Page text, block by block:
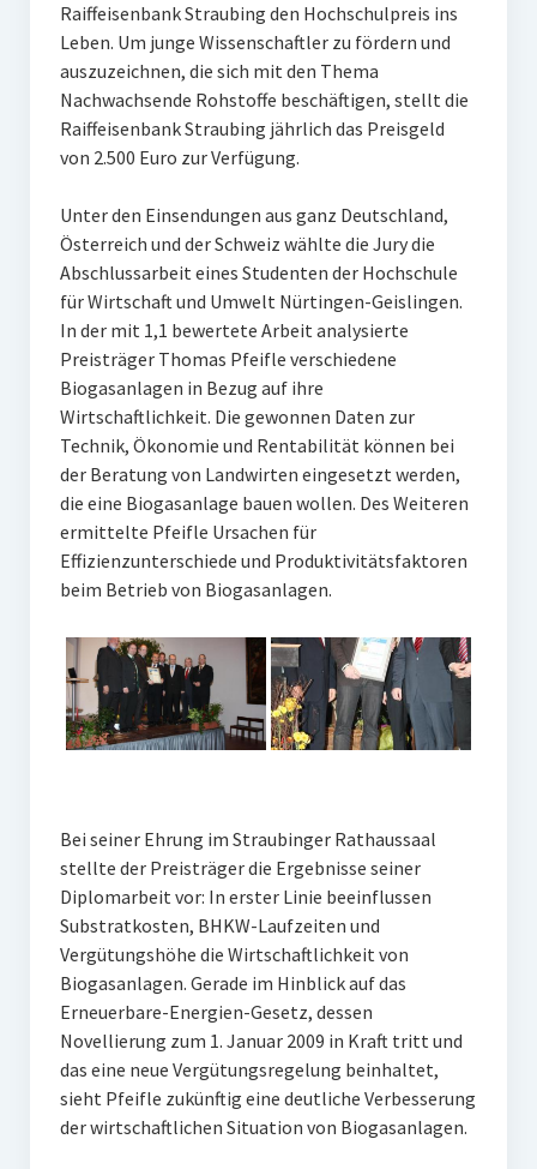
Aktuelles
Historie
Ehemalige Stiftungs-Mitglieder
Hochschulpreis der Stiftung Nachwachsende Rohstoffe
Preisträger
Medienpreis Nachwachsende Rohstoffe
Preisträger
Raiffeisenbank Straubing den Hochschulpreis ins
Leben. Um junge Wissenschaftler zu fördern und
auszuzeichnen, die sich mit den Thema
Nachwachsende Rohstoffe beschäftigen, stellt die
Raiffeisenbank Straubing jährlich das Preisgeld
von 2.500 Euro zur Verfügung.
Unter den Einsendungen aus ganz Deutschland,
Österreich und der Schweiz wählte die Jury die
Abschlussarbeit eines Studenten der Hochschule
für Wirtschaft und Umwelt Nürtingen-Geislingen.
In der mit 1,1 bewertete Arbeit analysierte
Preisträger Thomas Pfeifle verschiedene
Biogasanlagen in Bezug auf ihre
Wirtschaftlichkeit. Die gewonnen Daten zur
Technik, Ökonomie und Rentabilität können bei
der Beratung von Landwirten eingesetzt werden,
die eine Biogasanlage bauen wollen. Des Weiteren
ermittelte Pfeifle Ursachen für
Effizienzunterschiede und Produktivitätsfaktoren
beim Betrieb von Biogasanlagen.
Bei seiner Ehrung im Straubinger Rathaussaal
stellte der Preisträger die Ergebnisse seiner
Diplomarbeit vor: In erster Linie beeinflussen
Substratkosten, BHKW-Laufzeiten und
Vergütungshöhe die Wirtschaftlichkeit von
Biogasanlagen. Gerade im Hinblick auf das
Erneuerbare-Energien-Gesetz, dessen
Novellierung zum 1. Januar 2009 in Kraft tritt und
das eine neue Vergütungsregelung beinhaltet,
sieht Pfeifle zukünftig eine deutliche Verbesserung
der wirtschaftlichen Situation von Biogasanlagen.